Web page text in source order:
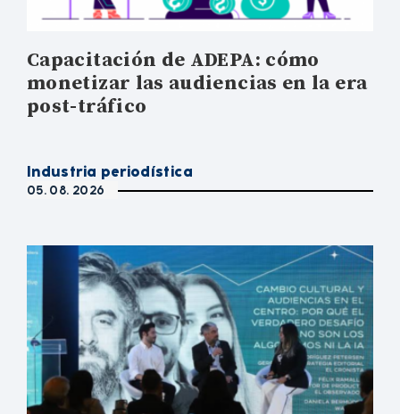
Capacitación de ADEPA: cómo
monetizar las audiencias en la era
post-tráfico
Industria periodística
05. 08. 2026